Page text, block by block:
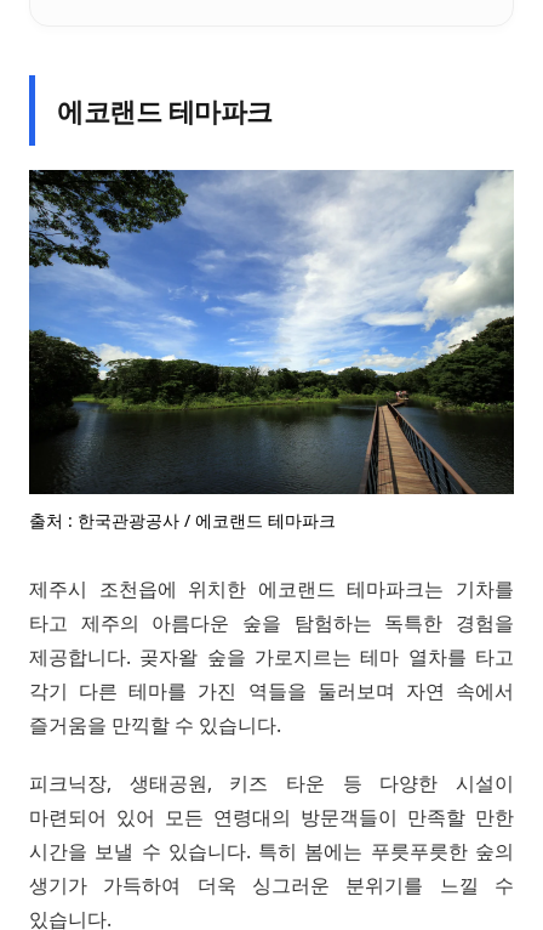
에코랜드 테마파크
출처 : 한국관광공사 / 에코랜드 테마파크
제주시 조천읍에 위치한 에코랜드 테마파크는 기차를
타고 제주의 아름다운 숲을 탐험하는 독특한 경험을
제공합니다. 곶자왈 숲을 가로지르는 테마 열차를 타고
각기 다른 테마를 가진 역들을 둘러보며 자연 속에서
즐거움을 만끽할 수 있습니다.
피크닉장, 생태공원, 키즈 타운 등 다양한 시설이
마련되어 있어 모든 연령대의 방문객들이 만족할 만한
시간을 보낼 수 있습니다. 특히 봄에는 푸릇푸릇한 숲의
생기가 가득하여 더욱 싱그러운 분위기를 느낄 수
있습니다.